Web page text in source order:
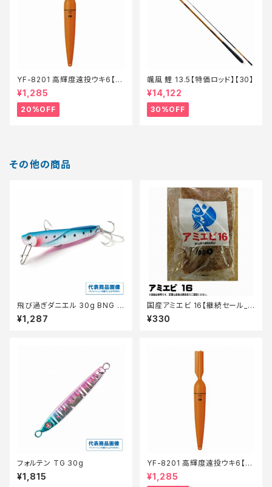
YF-8201 高輝度遠投ウキ6【特
価仕掛】【20】
¥1,285
20%OFF
颯風 鯉 13.5【特価ロッド】【30】
¥14,122
30%OFF
その他の商品
飛び過ぎダニエル 30g BNG ブ
ルピンゴールド
¥1,287
国産アミエビ 16【継続セール_
エサ】
¥330
フォルテン TG 30g
¥1,815
YF-8201 高輝度遠投ウキ6【特
価仕掛】【20】
¥1,285